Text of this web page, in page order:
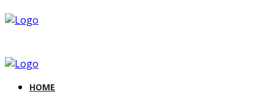
HOME